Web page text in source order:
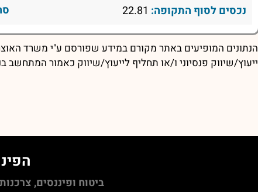
נכסים לסוף התקופה:
הנתונים המופיעים באתר מקורם במידע שפורסם ע"י משרד
ייעוץ/שיווק פנסיוני ו/או תחליף לייעוץ/שיווק כאמור המתחשב
ביטוח ופיננסים,